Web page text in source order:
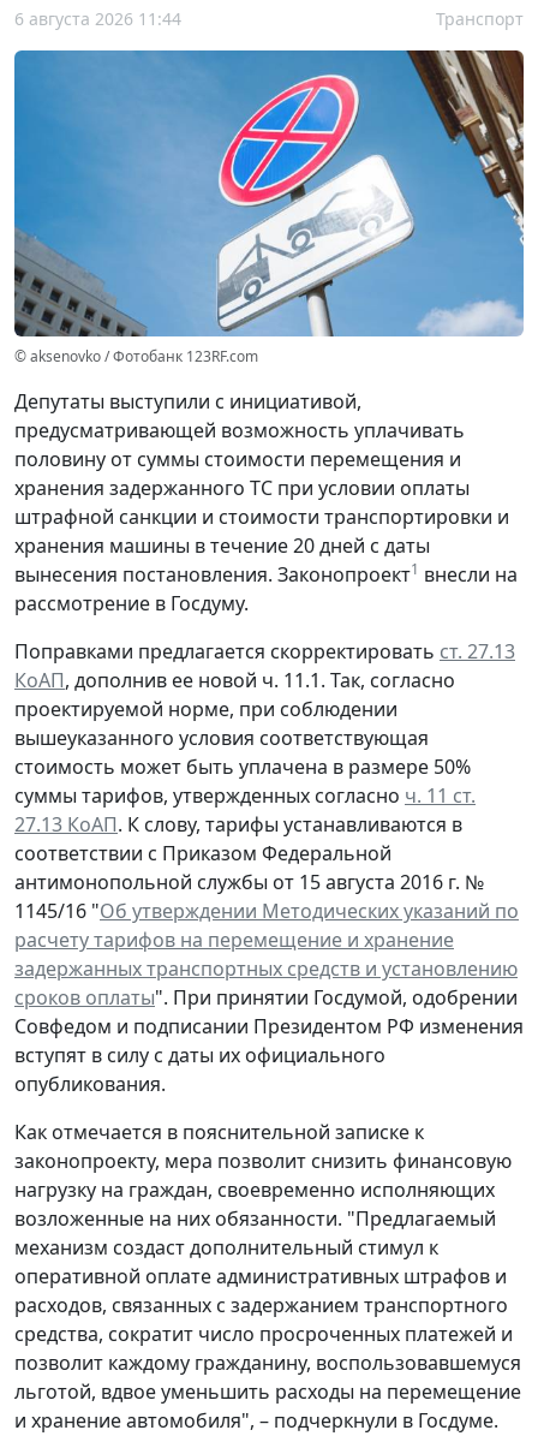
6 августа 2026 11:44 Транспорт
© aksenovko / Фотобанк 123RF.com
Депутаты выступили с инициативой,
предусматривающей возможность уплачивать
половину от суммы стоимости перемещения и
хранения задержанного ТС при условии оплаты
штрафной санкции и стоимости транспортировки и
хранения машины в течение 20 дней с даты
вынесения постановления. Законопроект1 внесли на
рассмотрение в Госдуму.
Поправками предлагается скорректировать ст. 27.13
КоАП, дополнив ее новой ч. 11.1. Так, согласно
проектируемой норме, при соблюдении
вышеуказанного условия соответствующая
стоимость может быть уплачена в размере 50%
суммы тарифов, утвержденных согласно ч. 11 ст.
27.13 КоАП. К слову, тарифы устанавливаются в
соответствии с Приказом Федеральной
антимонопольной службы от 15 августа 2016 г. №
1145/16 "Об утверждении Методических указаний по
расчету тарифов на перемещение и хранение
задержанных транспортных средств и установлению
сроков оплаты". При принятии Госдумой, одобрении
Совфедом и подписании Президентом РФ изменения
вступят в силу с даты их официального
опубликования.
Как отмечается в пояснительной записке к
законопроекту, мера позволит снизить финансовую
нагрузку на граждан, своевременно исполняющих
возложенные на них обязанности. "Предлагаемый
механизм создаст дополнительный стимул к
оперативной оплате административных штрафов и
расходов, связанных с задержанием транспортного
средства, сократит число просроченных платежей и
позволит каждому гражданину, воспользовавшемуся
льготой, вдвое уменьшить расходы на перемещение
и хранение автомобиля", – подчеркнули в Госдуме.